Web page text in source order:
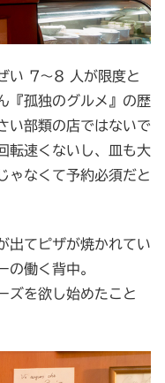
い 7～8 人が限度と
『孤独のグルメ』の歴
い部類の店ではないで
転速くないし、皿も大
ゃなくて予約必須だと
出てピザが焼かれてい
の働く背中。
ズを欲し始めたこと